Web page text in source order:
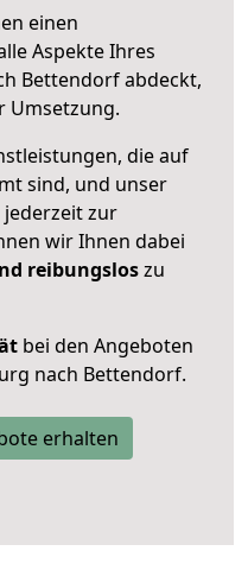
einen
Aspekte Ihres
Bettendorf abdeckt,
Umsetzung.
die auf
sind, und unser
zur
wir Ihnen dabei
reibungsloszu
bei den Angeboten
nach Bettendorf.
erhalten